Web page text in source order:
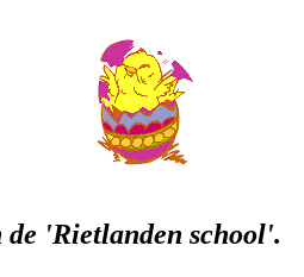
de 'Rietlanden school'.